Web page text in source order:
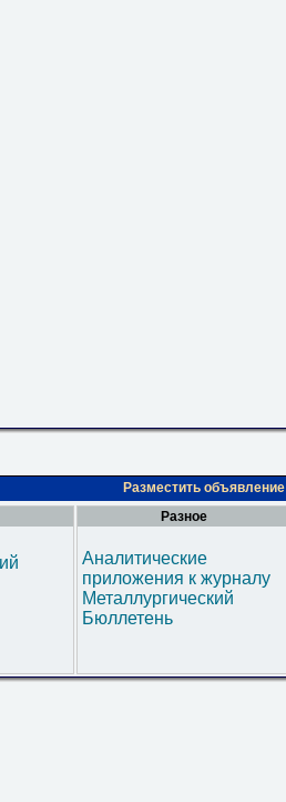
Разместить объявление
Разное
Аналитические
приложения к журналу
Металлургический
Бюллетень